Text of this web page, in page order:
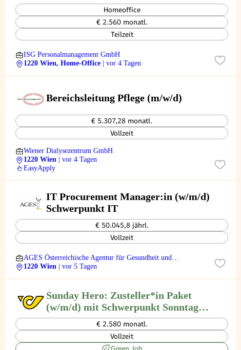
Homeoffice
€ 2.560 monatl.
Teilzeit
ISG Personalmanagement GmbH
1220 Wien, Home-Office
| vor 4 Tagen
Bereichsleitung Pflege (m/w/d)
€ 5.307,28 monatl.
Vollzeit
Wiener Dialysezentrum GmbH
1220 Wien
| vor 4 Tagen
EasyApply
IT Procurement Manager:in (w/m/d)
Schwerpunkt IT
€ 50.045,8 jährl.
Vollzeit
AGES Österreichische Agentur für Gesundheit und
Ernährungssicherheit
1220 Wien | vor 5 Tagen
Sunday Hero: Zusteller*in Paket
(w/m/d) mit Schwerpunkt Sonntag
und flexiblen Wochentagen 1220
Wien
€ 2.580 monatl.
Vollzeit